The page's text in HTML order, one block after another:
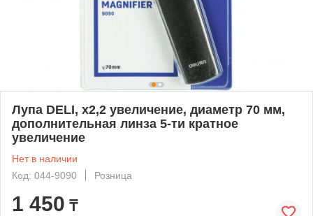
Лупа DELI, х2,2 увеличение, диаметр 70 мм,
дополнительная линза 5-ти кратное
увеличение
Нет в наличии
Код: 044-9090
Розница
1 450 ₸